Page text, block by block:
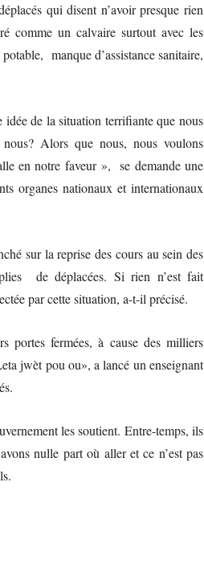
qui disent n’avoir presque rien
comme un calvaire surtout avec les
manque d’assistance sanitaire,
idée de la situation terrifiante que nous
Alors que nous, nous voulons
en notre faveur », se demande une
organes nationaux et internationaux
sur la reprise des cours au sein des
de déplacées. Si rien n’est fait
par cette situation, a-t-il précisé.
portes fermées, à cause des milliers
jwèt pou ou», a lancé un enseignant
les soutient. Entre-temps, ils
nulle part où aller et ce n’est pas